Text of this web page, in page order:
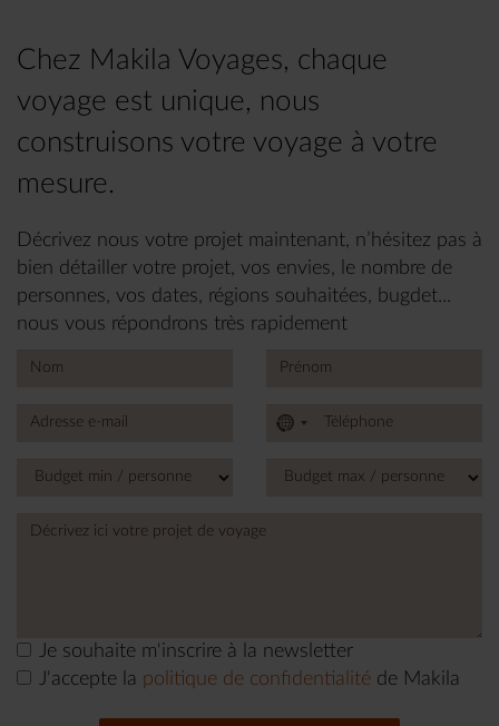
Chez Makila Voyages, chaque
voyage est unique, nous
construisons votre voyage à votre
mesure.
Décrivez nous votre projet maintenant, n’hésitez pas à
bien détailler votre projet, vos envies, le nombre de
personnes, vos dates, régions souhaitées, bugdet...
nous vous répondrons très rapidement
No
selected
Je souhaite m'inscrire à la newsletter
J'accepte la politique de confidentialité de Makila